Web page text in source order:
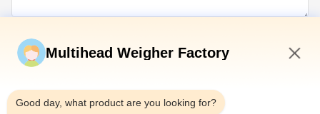
Multihead Weigher Factory
Good day, what product are you looking for?